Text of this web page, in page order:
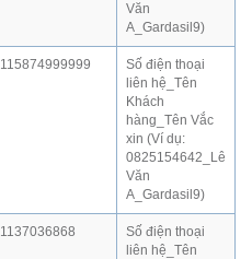
Văn
A_Gardasil9)
115874999999
Số điện thoại
liên hệ_Tên
Khách
hàng_Tên Vắc
xin (Ví dụ:
0825154642_Lê
Văn
A_Gardasil9)
1137036868
Số điện thoại
liên hệ_Tên